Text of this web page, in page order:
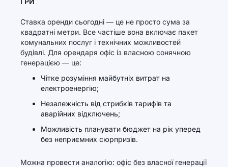
Ставка оренди сьогодні — це не просто сума за
квадратні метри. Все частіше вона включає пакет
комунальних послуг і технічних можливостей
будівлі. Для орендаря офіс із власною сонячною
генерацією — це:
Чітке розуміння майбутніх витрат на
електроенергію;
Незалежність від стрибків тарифів та
аварійних відключень;
Можливість планувати бюджет на рік уперед
без неприємних сюрпризів.
Можна провести аналогію: офіс без власної генерації